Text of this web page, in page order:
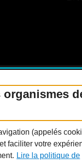
organismes
(appelés
faciliter votre
Lire la politique de